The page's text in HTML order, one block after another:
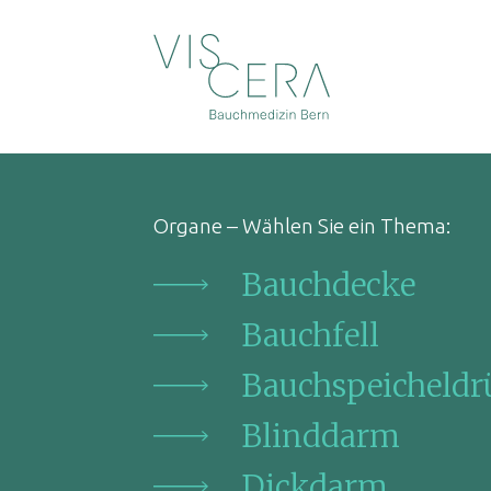
Organe – Wählen Sie ein Thema:
Bauchdecke
Bauchfell
Blinddarm